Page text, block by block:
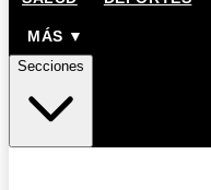
MÁS ▼
Secciones